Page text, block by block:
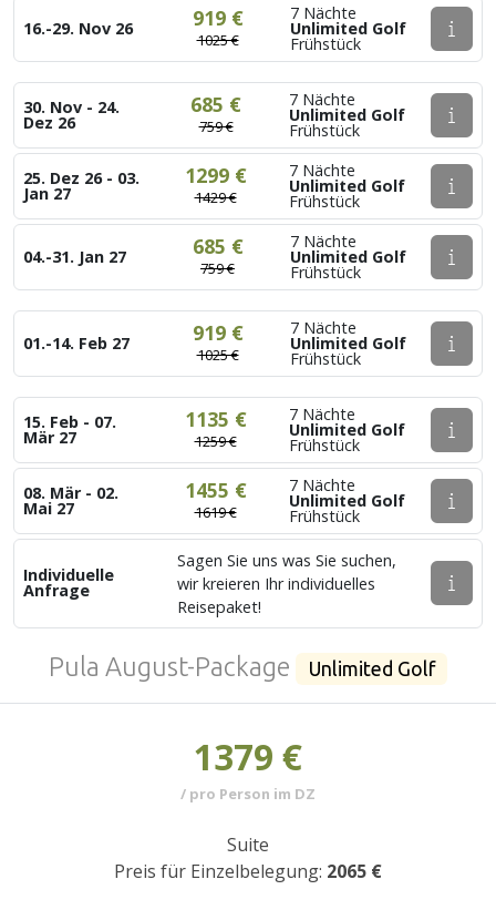
16.-29. Nov 26 919 €
1025 €
7 Nächte
Unlimited Golf
Frühstück
30. Nov - 24.
Dez 26
685 €
759 €
7 Nächte
Unlimited Golf
Frühstück
25. Dez 26 - 03.
Jan 27
1299 €
1429 €
7 Nächte
Unlimited Golf
Frühstück
04.-31. Jan 27 685 €
759 €
7 Nächte
Unlimited Golf
Frühstück
01.-14. Feb 27 919 €
1025 €
7 Nächte
Unlimited Golf
Frühstück
15. Feb - 07.
Mär 27
1135 €
1259 €
7 Nächte
Unlimited Golf
Frühstück
08. Mär - 02.
Mai 27
1455 €
1619 €
7 Nächte
Unlimited Golf
Frühstück
Individuelle
Anfrage
Sagen Sie uns was Sie suchen,
wir kreieren Ihr individuelles
Reisepaket!
Pula August-Package Unlimited Golf
1379 €
/ pro Person im DZ
Suite
Preis für Einzelbelegung: 2065 €